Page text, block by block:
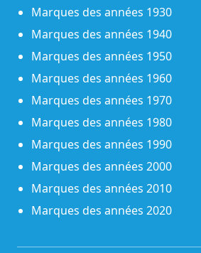
Marques des années 1930
Marques des années 1940
Marques des années 1950
Marques des années 1960
Marques des années 1970
Marques des années 1980
Marques des années 1990
Marques des années 2000
Marques des années 2010
Marques des années 2020